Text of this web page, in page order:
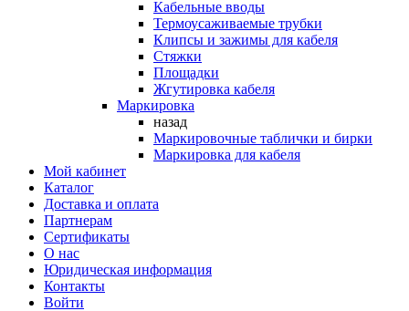
Кабельные вводы
Термоусаживаемые трубки
Клипсы и зажимы для кабеля
Стяжки
Площадки
Жгутировка кабеля
Маркировка
назад
Маркировочные таблички и бирки
Маркировка для кабеля
Мой кабинет
Каталог
Доставка и оплата
Партнерам
Сертификаты
О нас
Юридическая информация
Контакты
Войти